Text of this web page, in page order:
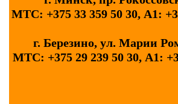
МТС: +375 33 359 50 30, А1:
г. Березино, ул. Марии
МТС: +375 29 239 50 30, А1: